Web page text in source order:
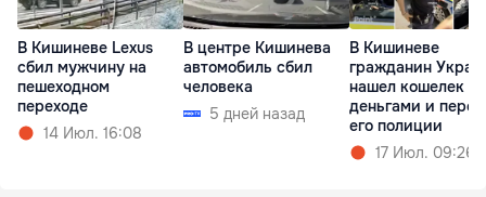
В Кишиневе Lexus
сбил мужчину на
пешеходном
переходе
14 Июл. 16:08
В центре Кишинева
автомобиль сбил
человека
5 дней назад
В Кишиневе
гражданин
нашел кошелек с
деньгами и
его полиции
17 Июл. 09:26